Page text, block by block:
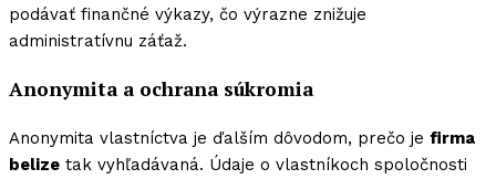
podávať finančné výkazy, čo výrazne znižuje
administratívnu záťaž.
Anonymita a ochrana súkromia
Anonymita vlastníctva je ďalším dôvodom, prečo je firma
belize tak vyhľadávaná. Údaje o vlastníkoch spoločnosti